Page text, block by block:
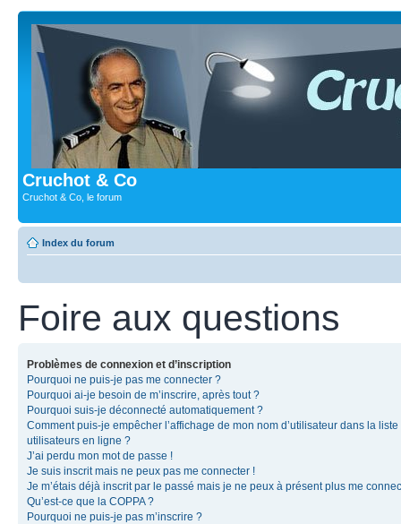
Cruchot & Co
Cruchot & Co, le forum
Index du forum
Foire aux questions
Problèmes de connexion et d’inscription
Pourquoi ne puis-je pas me connecter ?
Pourquoi ai-je besoin de m’inscrire, après tout ?
Pourquoi suis-je déconnecté automatiquement ?
Comment puis-je empêcher l’affichage de mon nom d’utilisateur dans la liste
utilisateurs en ligne ?
J’ai perdu mon mot de passe !
Je suis inscrit mais ne peux pas me connecter !
Je m’étais déjà inscrit par le passé mais je ne peux à présent plus me
Qu’est-ce que la COPPA ?
Pourquoi ne puis-je pas m’inscrire ?